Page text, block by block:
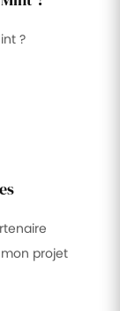
?
projet